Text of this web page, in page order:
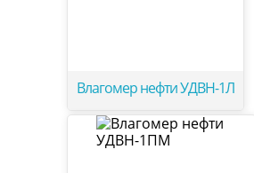
Влагомер нефти УДВН-1Л